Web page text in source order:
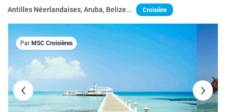
Antilles Néerlandaises, Aruba, Belize... Croisière
Par MSC Croisières